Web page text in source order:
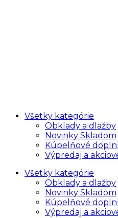
Všetky kategórie
Obklady a dlažby
Novinky Skladom
Kúpelňové
Výpredaj a
Všetky kategórie
Obklady a dlažby
Novinky Skladom
Kúpelňové
Výpredaj a